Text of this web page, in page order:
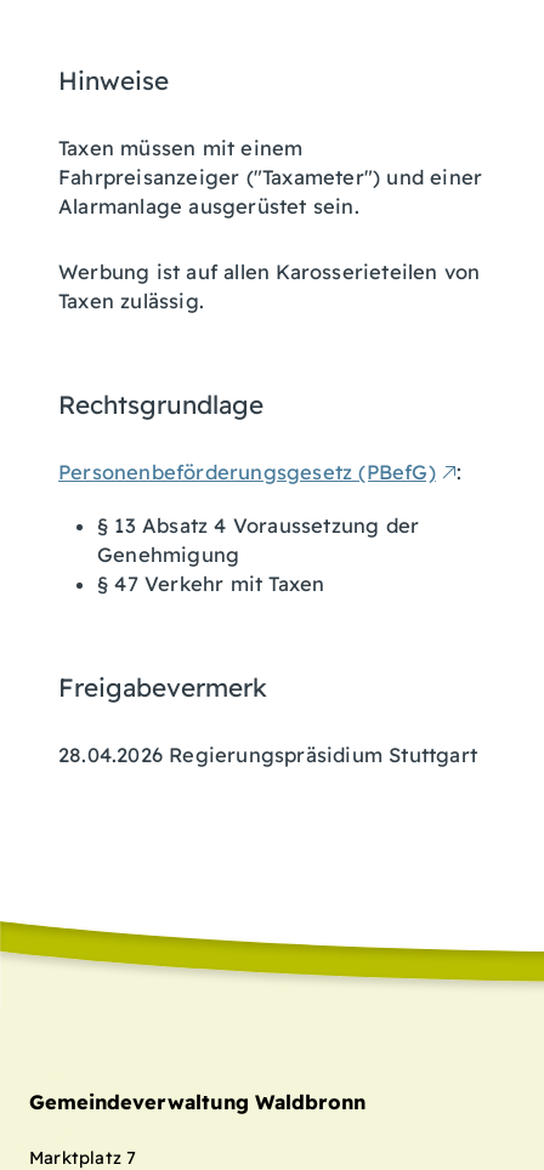
Hinweise
Taxen müssen mit einem
Fahrpreisanzeiger ("Taxameter") und einer
Alarmanlage ausgerüstet sein.
Werbung ist auf allen Karosserieteilen von
Taxen zulässig.
Rechtsgrundlage
Personenbeförderungsgesetz (PBefG) :
§ 13 Absatz 4 Voraussetzung der
Genehmigung
§ 47 Verkehr mit Taxen
Freigabevermerk
28.04.2026 Regierungspräsidium Stuttgart
Gemeindeverwaltung Waldbronn
Marktplatz 7